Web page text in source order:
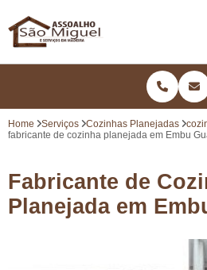
Home Serviços Cozinhas Planejadas
fabricante de cozinha planejada em Embu
Fabricante de
Planejada em